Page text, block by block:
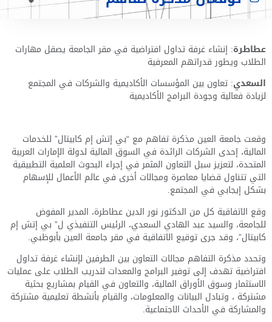
عطاطرة: إنشاء غرفة تداول افتراضية في مقر الجامعة يصقل مهارات
الطلاب ويطور قدراتهم المعرفية
السعدي: تعاون بين المؤسسات الأكاديمية والشركات في المجتمع
لزيادة فعالية وجودة البرامج الأكاديمية
وقعت جامعة العين مذكرة تفاهم مع “بي إتش إم كابيتال” للخدمات
المالية، إحدى الشركات الرائدة في السوق المالية لدولة الإمارات العربية
المتحدة، لتعزيز سبل التعاون المثمر في إجراء البحوث العلمية التطبيقية
التي تتناول قضايا معاصرة ومجالات أخرى في عالم الأعمال للإسهام
بشكل إيجابي في المجتمع.
وقع الاتفاقية كل من الدكتور نور الدين عطاطرة، المدير المفوض
للجامعة، والسيد عبد الهادي السعدي، الرئيس التنفيذي ل” بي إتش إم
كابيتال”، وقد جرى توقيع الاتفاقية في مقر جامعة العين بأبوظبي.
وتحدد مذكرة التفاهم مجالات التعاون بين الطرفين لإنشاء غرفة تداول
افتراضية تهدف إلى توفير البرامج والمعدات لتدريب الطلاب على عمليات
الاستثمار وسوق الأوراق المالية، والتعاون في القيام بمشاريع بحثية
مشتركة ، وتبادل البيانات والمعلومات، والقيام بأنشطة تعليمية مشتركة
والمشاركة في الأحداث الاجتماعية.